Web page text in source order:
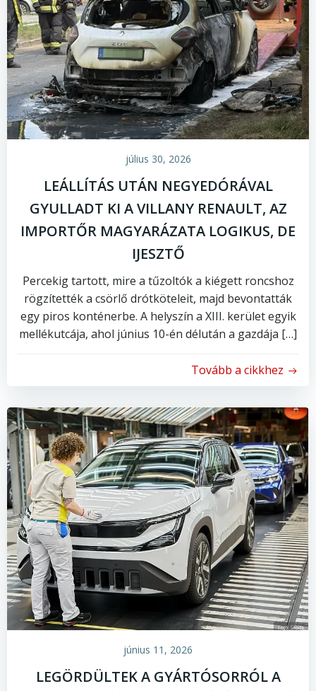
július 30, 2026
LEÁLLÍTÁS UTÁN NEGYEDÓRÁVAL
GYULLADT KI A VILLANY RENAULT, AZ
IMPORTŐR MAGYARÁZATA LOGIKUS, DE
IJESZTŐ
Percekig tartott, mire a tűzoltók a kiégett roncshoz
rögzítették a csörlő drótköteleit, majd bevontatták
egy piros konténerbe. A helyszín a XIII. kerület egyik
mellékutcája, ahol június 10-én délután a gazdája […]
Tovább a cikkhez
június 11, 2026
LEGÖRDÜLTEK A GYÁRTÓSORRÓL A